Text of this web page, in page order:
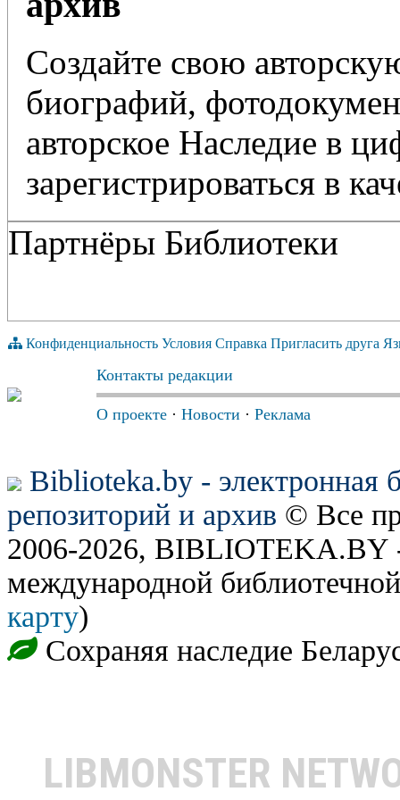
Создайте свою
биографий,
авторское Наследие в
зарегистрироваться в
Партнёры Библиотеки
Конфиденциальность Условия Справка Пригласить друга
Контакты редакции
О проекте · Новости · Реклама
Biblioteka.by - электронная
репозиторий и архив © Все
2006-2026, BIBLIOTEKA.BY -
международной
карту)
Сохраняя наследие
LIBMONSTER